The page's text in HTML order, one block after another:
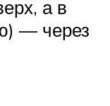
а в
— через